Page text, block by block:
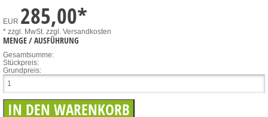
EUR 285,00*
* zzgl. MwSt. zzgl. Versandkosten
MENGE / AUSFÜHRUNG
Gesamtsumme:
Stückpreis:
Grundpreis: